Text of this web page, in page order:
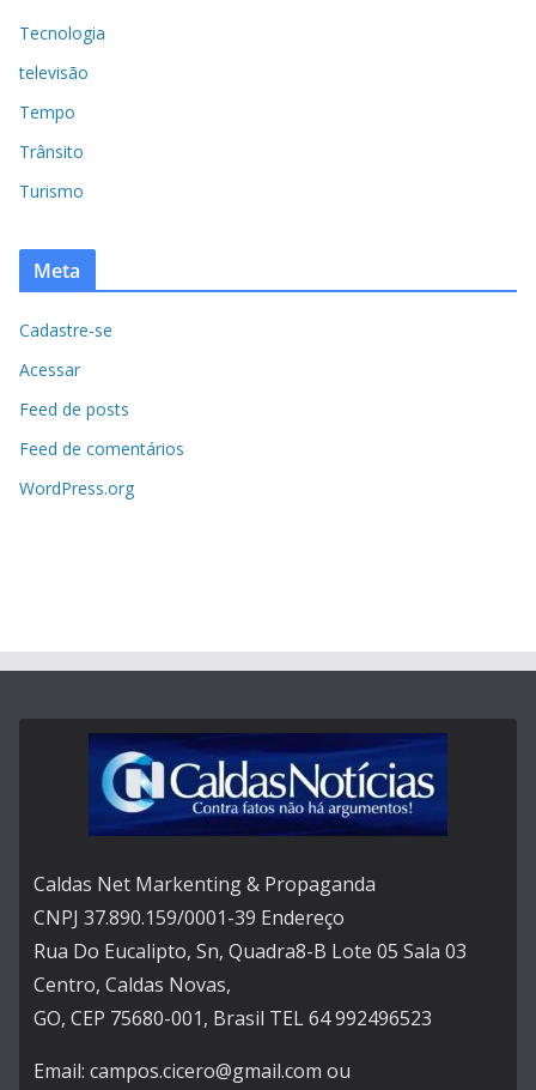
Tecnologia
televisão
Tempo
Trânsito
Turismo
Meta
Cadastre-se
Acessar
Feed de posts
Feed de comentários
WordPress.org
Caldas Net Markenting & Propaganda
CNPJ 37.890.159/0001-39 Endereço
Rua Do Eucalipto, Sn, Quadra8-B Lote 05 Sala 03
Centro, Caldas Novas,
GO, CEP 75680-001, Brasil TEL 64 992496523
Email: campos.cicero@gmail.com ou